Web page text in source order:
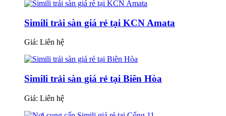
Simili trải sàn giá rẻ tại KCN Amata
Giá: Liên hệ
Simili trải sàn giá rẻ tại Biên Hòa
Giá: Liên hệ